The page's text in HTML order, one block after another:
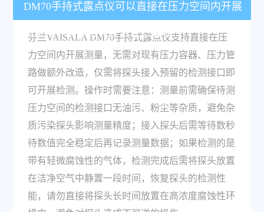
DM70手持式露点仪可以直接在压力空间内开展
测量吗？操作时有什么注意事项？
芬兰VAISALA DM70手持式露点仪支持直接在压
力空间内开展测量，无需对现有压力容器、压力管
路做额外改造，仅需将探头接入预留的检测接口即
可开展检测。操作时需要注意：测量前需确保待测
压力空间的检测接口无油污、粉尘等杂质，避免杂
质污染探头影响测量精度；接入探头后需等待数秒
待数值完全稳定后再记录测量数据；如果检测的是
带有轻微腐蚀性的气体，检测完成后需将探头放置
在洁净空气中静置一段时间，恢复探头的检测性
能，请勿直接将探头长时间放置在高浓度腐蚀性环